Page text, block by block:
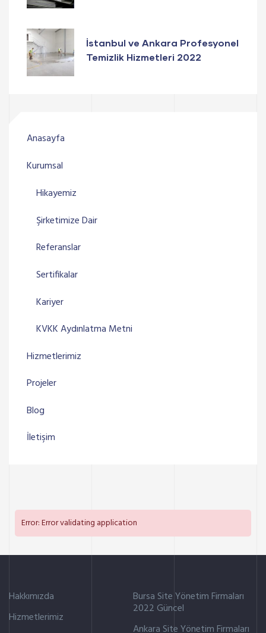
İstanbul ve Ankara Profesyonel
Temizlik Hizmetleri 2022
Anasayfa
Kurumsal
Hikayemiz
Şirketimize Dair
Referanslar
Sertifikalar
Kariyer
KVKK Aydınlatma Metni
Hizmetlerimiz
Projeler
Blog
İletişim
Error: Error validating application
Hakkımızda
Hizmetlerimiz
Bursa Site Yönetim Firmaları
2022 Güncel
Ankara Site Yönetim Firmaları